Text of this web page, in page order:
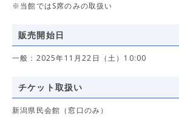
※当館ではS席のみの取扱い
販売開始日
一般：2025年11月22日（土）10:00
チケット取扱い
新潟県民会館（窓口のみ）